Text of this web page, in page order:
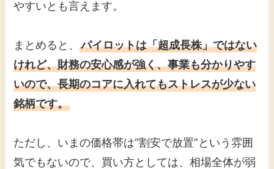
やすいとも言えます。
まとめると、パイロットは「超成長株」ではない
けれど、財務の安心感が強く、事業も分かりやす
いので、長期のコアに入れてもストレスが少ない
銘柄です。
ただし、いまの価格帯は“割安で放置”という雰囲
気でもないので、買い方としては、相場全体が弱